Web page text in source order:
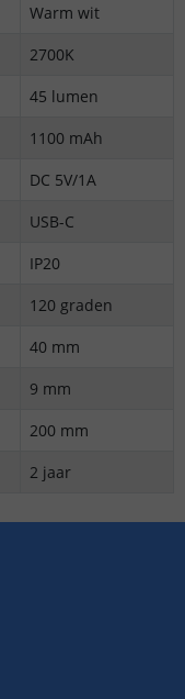
Warm wit
2700K
45 lumen
1100 mAh
DC 5V/1A
USB-C
IP20
120 graden
40 mm
9 mm
200 mm
2 jaar